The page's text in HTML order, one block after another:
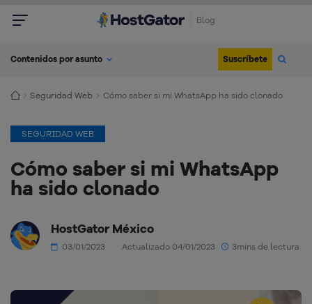
Blog
Contenidos por asunto Suscríbete
Seguridad Web Cómo saber si mi WhatsApp ha sido clonado
SEGURIDAD WEB
Cómo saber si mi WhatsApp
ha sido clonado
HostGator México
03/01/2023 Actualizado 04/01/2023 3mins de lectura